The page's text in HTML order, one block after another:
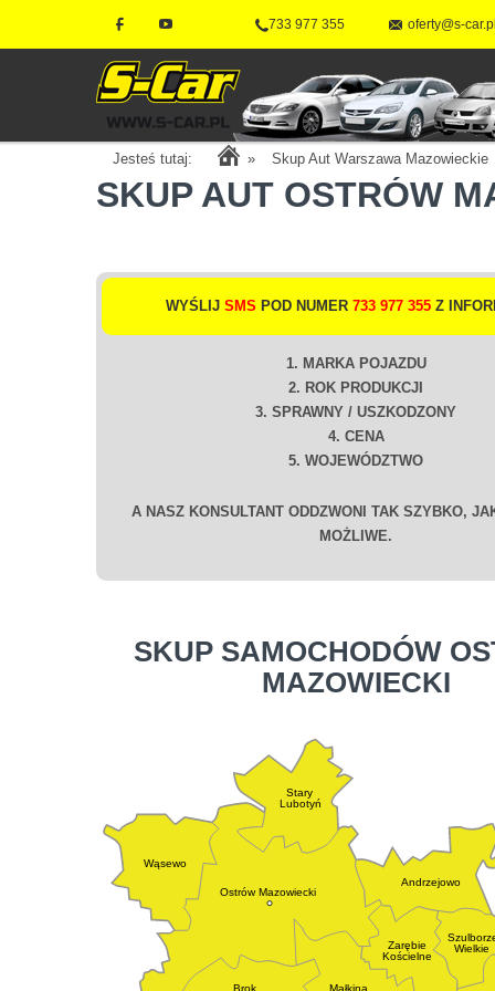
733 977 355 oferty@s-car.pl
Jesteś tutaj: » Skup Aut Warszawa Mazowieckie
SKUP AUT OSTRÓW
WYŚLIJ SMS POD NUMER 733 977 355Z
1. MARKA POJAZDU
2. ROK PRODUKCJI
3. SPRAWNY / USZKODZONY
4. CENA
5. WOJEWÓDZTWO
A NASZ KONSULTANT ODDZWONI TAK SZYBKO,
MOŻLIWE.
SKUP SAMOCHODÓW
MAZOWIECKI
Ostrów Mazowiecki
Andrzejowo
Stary
Lubotyń
Wąsewo
Brok
Małkina
Zarębie
Kościelne
Wielkie